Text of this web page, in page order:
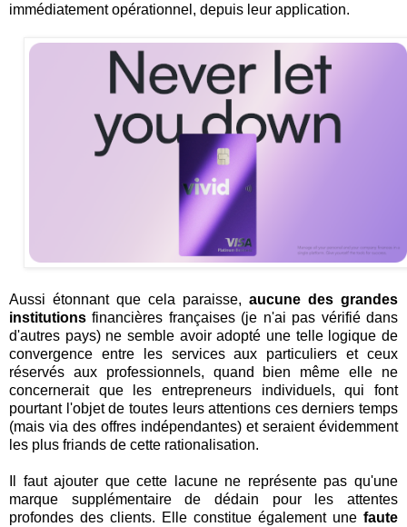
immédiatement opérationnel, depuis leur application.
Aussi étonnant que cela paraisse, aucune des grandes
institutions financières françaises (je n'ai pas vérifié dans
d'autres pays) ne semble avoir adopté une telle logique de
convergence entre les services aux particuliers et ceux
réservés aux professionnels, quand bien même elle ne
concernerait que les entrepreneurs individuels, qui font
pourtant l'objet de toutes leurs attentions ces derniers temps
(mais via des offres indépendantes) et seraient évidemment
les plus friands de cette rationalisation.
Il faut ajouter que cette lacune ne représente pas qu'une
marque supplémentaire de dédain pour les attentes
profondes des clients. Elle constitue également une faute